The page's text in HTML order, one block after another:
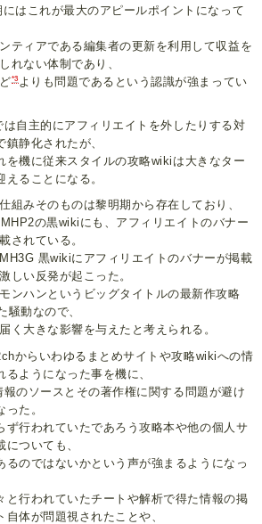
はこれが最大のアピールポイントになって
ティアである編集者の更新を利用して収益を
れない体制であり、
*3よりも問題であるという認識が強まってい
自主的にアフィリエイトを外したりする対
静化されたが、
を機に従来スタイルの攻略wikiは大きなター
ることになる。
組みそのものは黎明期から存在しており、
の黒wikiにも、アフィリエイトのバナー
されている。
黒wikiにアフィリエイトのバナーが掲載
しい反発が起こった。
ンハンというビッグタイトルの最新作攻略
騒動なので、
く大きな影響を与えたと考えられる。
からいわゆるまとめサイトや攻略wikiへの情
ようになった事を機に、
のソースとその著作権に関する問題が避け
た。
ず行われていたであろう攻略本や他の個人サ
ついても、
るのではないかという声が強まるようになっ
と行われていたチートや解析で得た情報の掲
体が問題視されたことや、